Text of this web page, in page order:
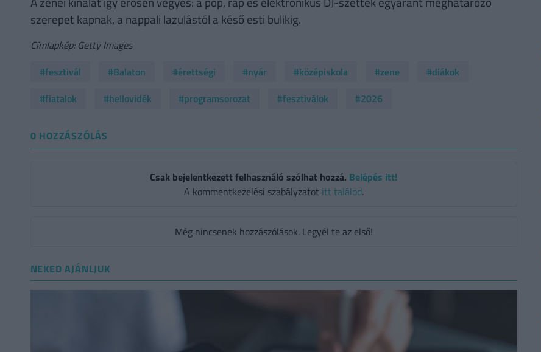
szerepet kapnak, a nappali lazulástól a késő esti bulikig.
Címlapkép: Getty Images
#fesztivál
#Balaton #érettségi #nyár #középiskola #zene
#diákok
#fiatalok
#hellovidék #programsorozat #fesztiválok #2026
0 HOZZÁSZÓLÁS
Csak bejelentkezett felhasználó szólhat hozzá. Belépés itt!
A kommentkezelési szabályzatot itt találod.
Még nincsenek hozzászólások. Legyél te az első!
NEKED AJÁNLJUK